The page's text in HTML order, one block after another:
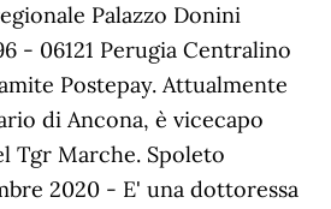
Palazzo Donini
- 06121 Perugia Centralino
Postepay. Attualmente
di Ancona, è vicecapo
Tgr Marche. Spoleto
2020 - E' una dottoressa